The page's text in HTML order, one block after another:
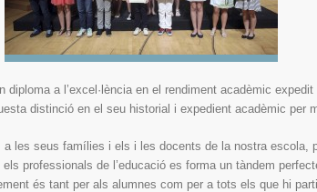
diploma a l’excel·lència en el rendiment acadèmic
distinció en el seu historial i expedient acadèmic per
les seus famílies i els i les docents de la nostra escola,
professionals de l’educació es forma un tàndem
és tant per als alumnes com per a tots els que hi